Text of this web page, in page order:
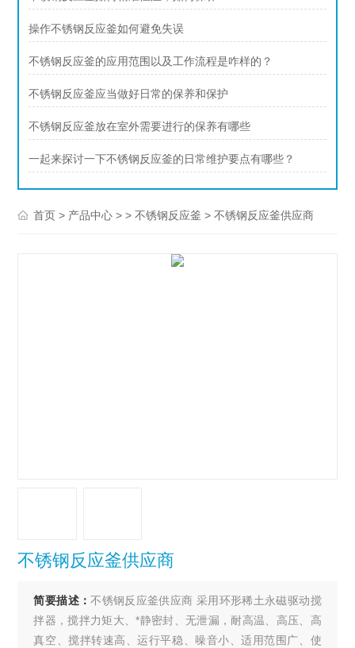
操作不锈钢反应釜如何避免失误
不锈钢反应釜的应用范围以及工作流程是咋样的？
不锈钢反应釜应当做好日常的保养和保护
不锈钢反应釜放在室外需要进行的保养有哪些
一起来探讨一下不锈钢反应釜的日常维护要点有哪些？
首页 > 产品中心 > >不锈钢反应釜 > 不锈钢反应釜供应商
不锈钢反应釜供应商
简要描述：不锈钢反应釜供应商 采用环形稀土永磁驱动搅
拌器，搅拌力矩大、*静密封、无泄漏，耐高温、高压、高
真空、搅拌转速高、运行平稳、噪音小、适用范围广、使